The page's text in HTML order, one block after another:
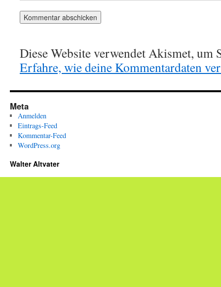
Diese Website verwendet Akismet, um
Erfahre, wie deine Kommentardaten
Meta
Anmelden
Eintrags-Feed
Kommentar-Feed
WordPress.org
Walter Altvater